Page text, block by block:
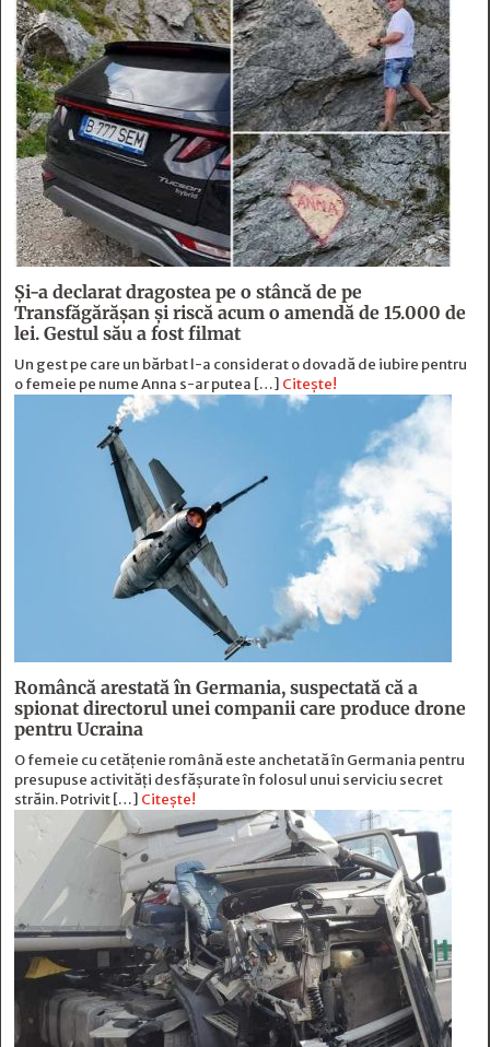
Și-a declarat dragostea pe o stâncă de pe
Transfăgărășan și riscă acum o amendă de 15.000 de
lei. Gestul său a fost filmat
Un gest pe care un bărbat l-a considerat o dovadă de iubire pentru
o femeie pe nume Anna s-ar putea […] Citește!
Româncă arestată în Germania, suspectată că a
spionat directorul unei companii care produce drone
pentru Ucraina
O femeie cu cetățenie română este anchetată în Germania pentru
presupuse activități desfășurate în folosul unui serviciu secret
străin. Potrivit […] Citește!